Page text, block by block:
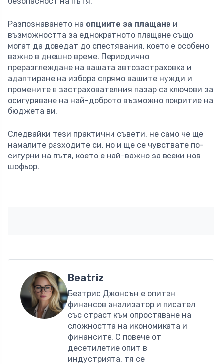
Разпознаването на опциите за плащане и
възможността за еднократното плащане също
могат да доведат до спестявания, което е особено
важно в днешно време. Периодично
преразглеждане на вашата автозастраховка и
адаптиране на избора спрямо вашите нужди и
промените в застрахователния пазар са ключови за
осигуряване на най-доброто възможно покритие на
бюджета ви.
Следвайки тези практични съвети, не само че ще
намалите разходите си, но и ще се чувствате по-
сигурни на пътя, което е най-важно за всеки нов
шофьор.
Beatriz
Беатрис Джонсън е опитен
финансов анализатор и писател
със страст към опростяване на
сложността на икономиката и
финансите. С повече от
десетилетие опит в
индустрията, тя се